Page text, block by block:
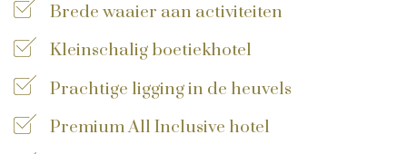
Brede waaier aan activiteiten
Kleinschalig boetiekhotel
Prachtige ligging in de heuvels
Premium All Inclusive hotel